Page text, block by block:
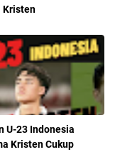
Kristen
U-23 Indonesia
Kristen Cukup